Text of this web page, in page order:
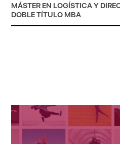
MÁSTER EN LOGÍSTICA Y
DOBLE TÍTULO MBA